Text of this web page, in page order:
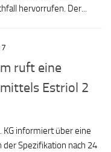
hervorrufen. Der...
ruft eine
Estriol 2
KG informiert über eine
Spezifikation nach 24